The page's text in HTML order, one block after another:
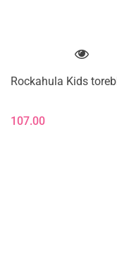
Rockahula Kids
107.00